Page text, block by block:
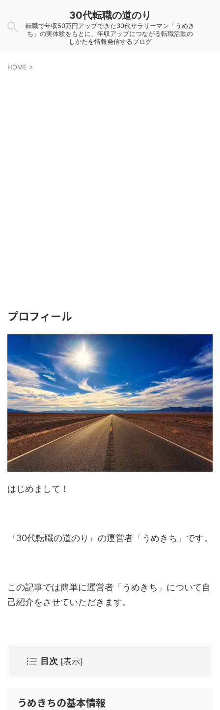
30代転職の道のり
転職で年収50万円アップできた30代サラリーマン「うめき
ち」の実体験をもとに、年収アップにつながる転職活動の
しかたを情報発信するブログ
HOME >
プロフィール
はじめまして！
『30代転職の道のり』の運営者「うめきち」です。
この記事では簡単に運営者「うめきち」について自
己紹介をさせていただきます。
目次 [表示]
うめきちの基本情報